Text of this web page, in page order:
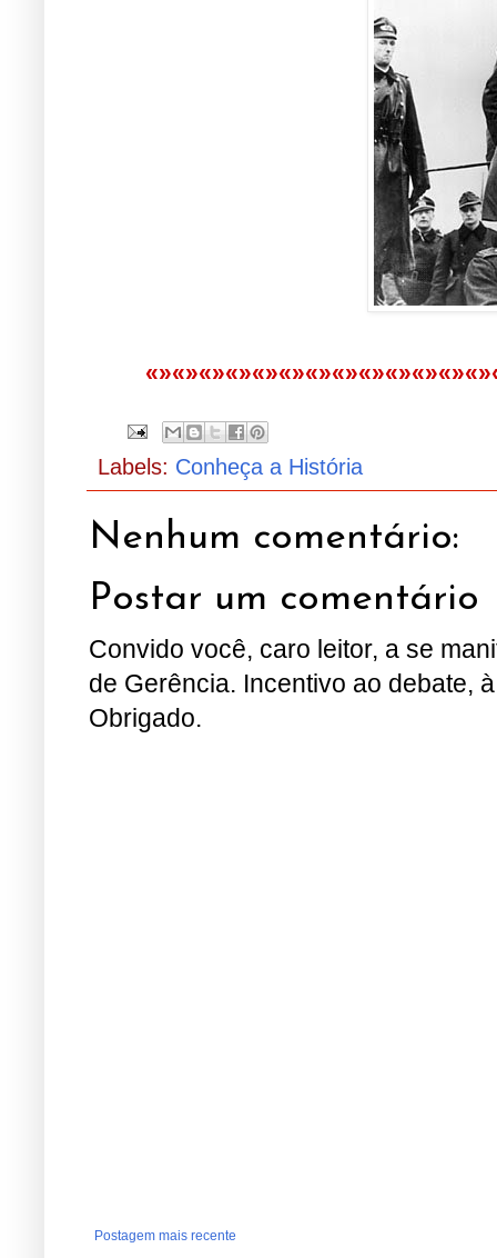
Labels: Conheça a História
Nenhum comentário:
Postar um comentário
Convido você, caro leitor, a se
de Gerência. Incentivo ao debate,
Obrigado.
Postagem mais recente